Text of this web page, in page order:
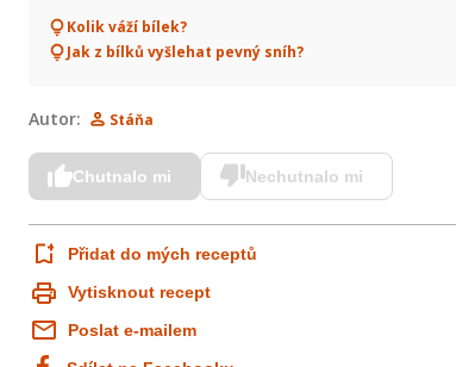
Kolik váží bílek?
Jak z bílků vyšlehat pevný sníh?
Autor: Stáňa
Chutnalo mi Nechutnalo mi
Přidat do mých receptů
Vytisknout recept
Poslat e-mailem